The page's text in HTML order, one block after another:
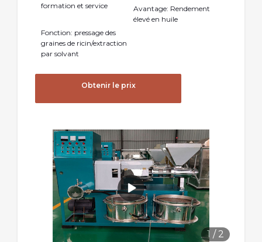
formation et service
Avantage: Rendement
élevé en huile
Fonction: pressage des
graines de ricin/extraction
par solvant
Obtenir le prix
1 / 2